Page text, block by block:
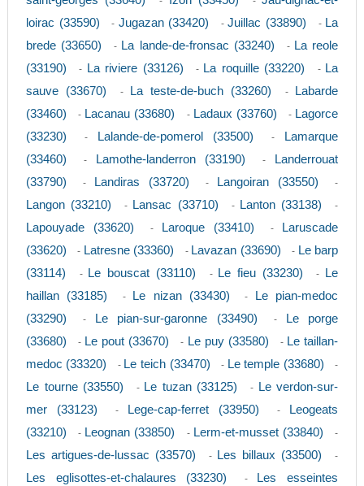
loirac (33590)
- Jugazan (33420) -Juillac (33890) - La
brede (33650)
- La lande-de-fronsac (33240) - La reole
(33190)
- La riviere (33126) - La roquille (33220) - La
sauve (33670)
- La teste-de-buch (33260) -
Labarde
(33460)
- Lacanau (33680) - Ladaux (33760) - Lagorce
(33230)
- Lalande-de-pomerol (33500) -
Lamarque
(33460)
- Lamothe-landerron (33190) -
Landerrouat
(33790)
- Landiras (33720) - Langoiran (33550) -
Langon (33210) - Lansac (33710) - Lanton (33138) -
Lapouyade (33620) - Laroque (33410) -
Laruscade
(33620)
- Latresne (33360) - Lavazan (33690) - Le barp
(33114)
- Le bouscat (33110) - Le fieu (33230) -
Le
haillan (33185)
- Le nizan (33430) -
Le pian-medoc
(33290)
- Le pian-sur-garonne (33490) -
Le porge
(33680)
- Le pout (33670) - Le puy (33580) - Le taillan-
medoc (33320)
- Le teich (33470) - Le temple (33680) -
Le tourne (33550) - Le tuzan (33125) - Le verdon-sur-
mer (33123)
- Lege-cap-ferret (33950) -
Leogeats
(33210)
- Leognan (33850) - Lerm-et-musset (33840) -
Les artigues-de-lussac (33570) - Les billaux (33500) -
Les eglisottes-et-chalaures (33230) -
Les esseintes